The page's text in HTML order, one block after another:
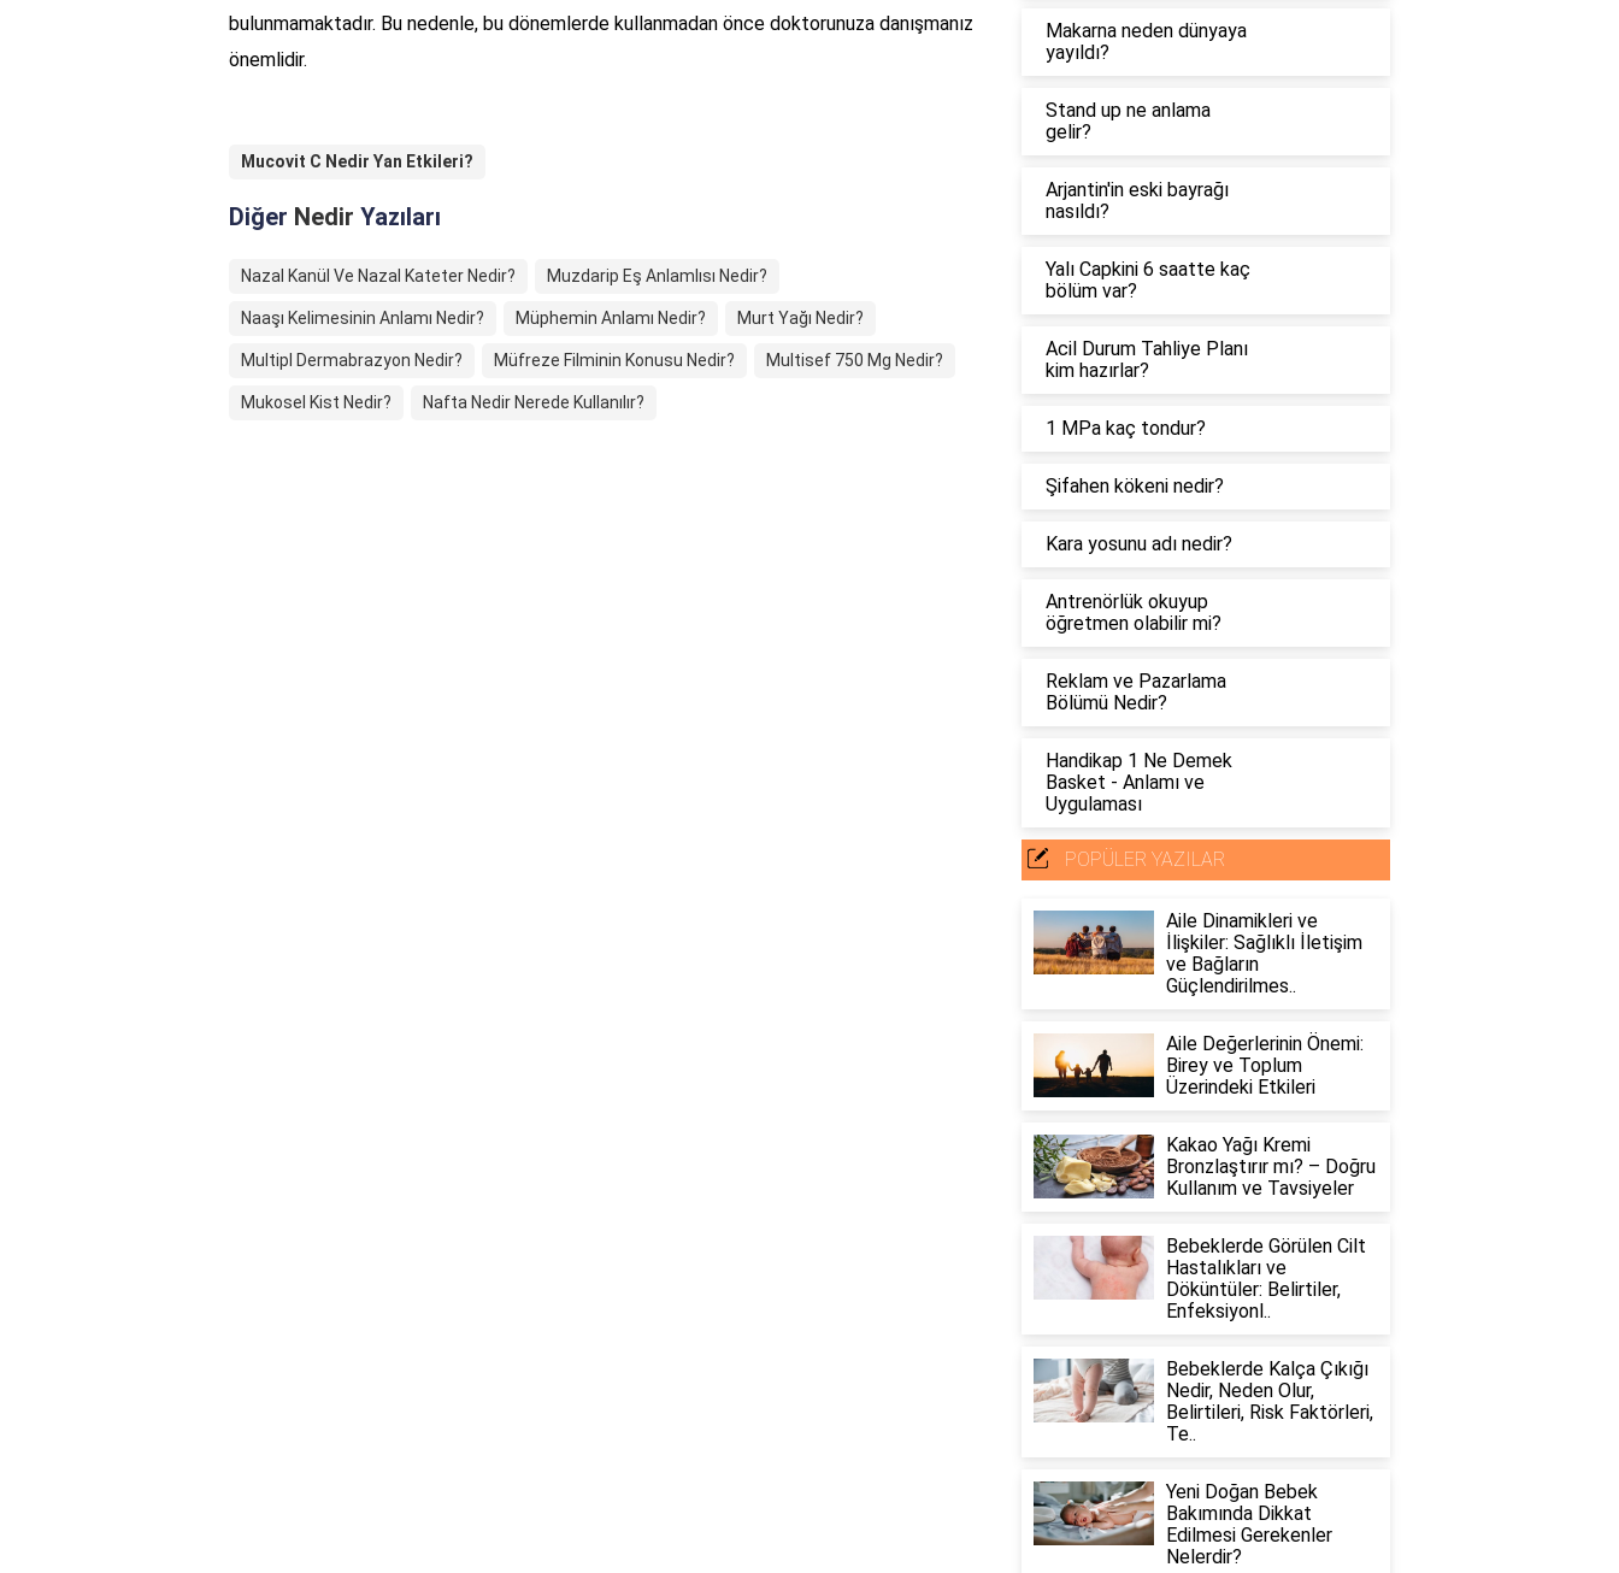
bulunmamaktadır. Bu nedenle, bu dönemlerde kullanmadan önce doktorunuza danışmanız
önemlidir.
Mucovit C Nedir Yan Etkileri?
Diğer Nedir Yazıları
Nazal Kanül Ve Nazal Kateter Nedir? Muzdarip Eş Anlamlısı Nedir?
Naaşı Kelimesinin Anlamı Nedir? Müphemin Anlamı Nedir? Murt Yağı Nedir?
Multipl Dermabrazyon Nedir? Müfreze Filminin Konusu Nedir? Multisef 750 Mg Nedir?
Mukosel Kist Nedir? Nafta Nedir Nerede Kullanılır?
Makarna neden dünyaya
yayıldı?
Stand up ne anlama
gelir?
Arjantin'in eski bayrağı
nasıldı?
Yalı Capkini 6 saatte kaç
bölüm var?
Acil Durum Tahliye Planı
kim hazırlar?
1 MPa kaç tondur?
Şifahen kökeni nedir?
Kara yosunu adı nedir?
Antrenörlük okuyup
öğretmen olabilir mi?
Reklam ve Pazarlama
Bölümü Nedir?
Handikap 1 Ne Demek
Basket - Anlamı ve
Uygulaması
POPÜLER YAZILAR
Aile Dinamikleri ve
İlişkiler: Sağlıklı İletişim
ve Bağların
Güçlendirilmes..
Aile Değerlerinin Önemi:
Birey ve Toplum
Üzerindeki Etkileri
Kakao Yağı Kremi
Bronzlaştırır mı? – Doğru
Kullanım ve Tavsiyeler
Bebeklerde Görülen Cilt
Hastalıkları ve
Döküntüler: Belirtiler,
Enfeksiyonl..
Bebeklerde Kalça Çıkığı
Nedir, Neden Olur,
Belirtileri, Risk Faktörleri,
Te..
Yeni Doğan Bebek
Bakımında Dikkat
Edilmesi Gerekenler
Nelerdir?